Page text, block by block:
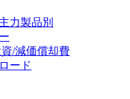
力製品別
/減価償却費
ード